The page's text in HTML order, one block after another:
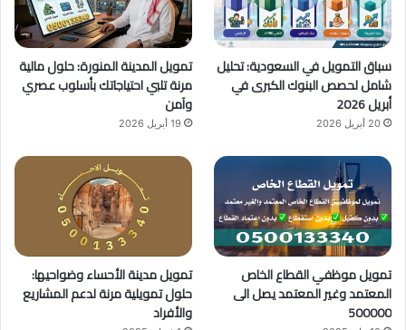
ك
u
b
e
ر
ا
م
سباق التمويل في السعودية: تحليل
شامل لحصص البنوك الكبرى في
أبريل 2026
20 أبريل 2026
تمويل المدينة المنورة: حلول مالية
مرنة تلبي احتياجاتك بأسلوب عصري
وآمن
19 أبريل 2026
تمويل موظفي القطاع الخاص
المعتمد وغير المعتمد يصل الى
500000
تمويل مدينة الأحساء وضواحيها:
حلول تمويلية مرنة لدعم المشاريع
والأفراد